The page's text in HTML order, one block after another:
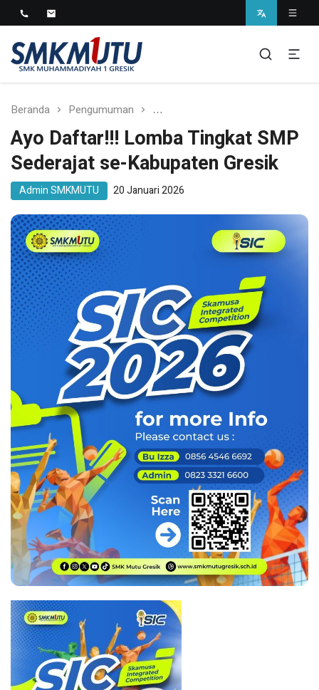
SMK Muhammadiyah 1
Gresik
Beranda Pengumuman Ayo Daftar!!! Lomba Tingkat
Ayo Daftar!!! Lomba Tingkat SMP
Sederajat se-Kabupaten Gresik
Admin SMKMUTU 20 Januari 2026